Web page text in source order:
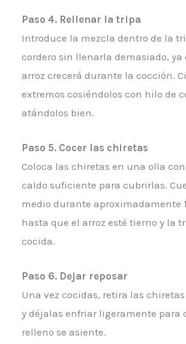
Paso 4. Rellenar la tripa
Introduce la mezcla dentro de la
cordero sin llenarla demasiado, ya
arroz crecerá durante la cocción.
extremos cosiéndolos con hilo de
atándolos bien.
Paso 5. Cocer las chiretas
Coloca las chiretas en una olla
caldo suficiente para cubrirlas.
medio durante aproximadamente
hasta que el arroz esté tierno y la
cocida.
Paso 6. Dejar reposar
Una vez cocidas, retira las
y déjalas enfriar ligeramente para
relleno se asiente.